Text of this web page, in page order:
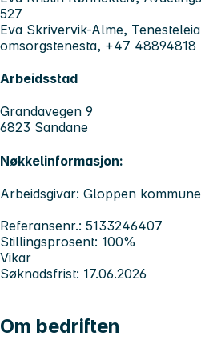
527
Eva Skrivervik-Alme,
omsorgstenesta, +47 48894818
Arbeidsstad
Grandavegen 9
6823 Sandane
Nøkkelinformasjon:
Arbeidsgivar: Gloppen kommune
Referansenr.: 5133246407
Stillingsprosent: 100%
Vikar
Søknadsfrist: 17.06.2026
Om bedriften